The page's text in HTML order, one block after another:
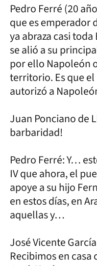
Pedro Ferré (20
que es emperador
ya abraza casi
se alió a su
por ello Napoleón
territorio. Es que el
autorizó a
Juan Ponciano de
barbaridad!
Pedro Ferré: Y…
IV que ahora, el
apoye a su hijo
en estos días, en
aquellas y…
José Vicente
Recibimos en